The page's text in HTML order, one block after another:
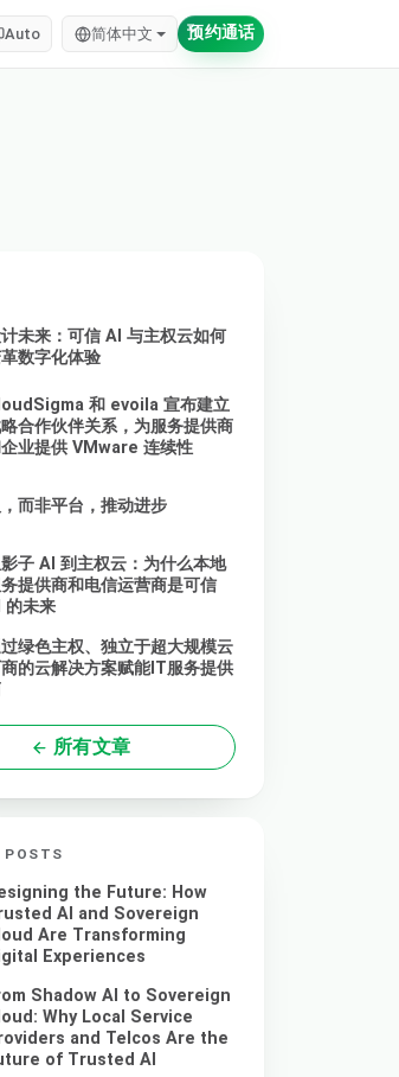
Auto 简体中文 预约通话
未来：可信 AI 与主权云如何
数字化体验
和 evoila 宣布建立
合作伙伴关系，为服务提供商
业提供 VMware 连续性
，而非平台，推动进步
子 AI 到主权云：为什么本地
提供商和电信运营商是可信
的未来
绿色主权、独立于超大规模云
的云解决方案赋能IT服务提供
所有文章
POSTS
the Future: How
AI and Sovereign
Are Transforming
Experiences
Shadow AI to Sovereign
Why Local Service
and Telcos Are the
of Trusted AI